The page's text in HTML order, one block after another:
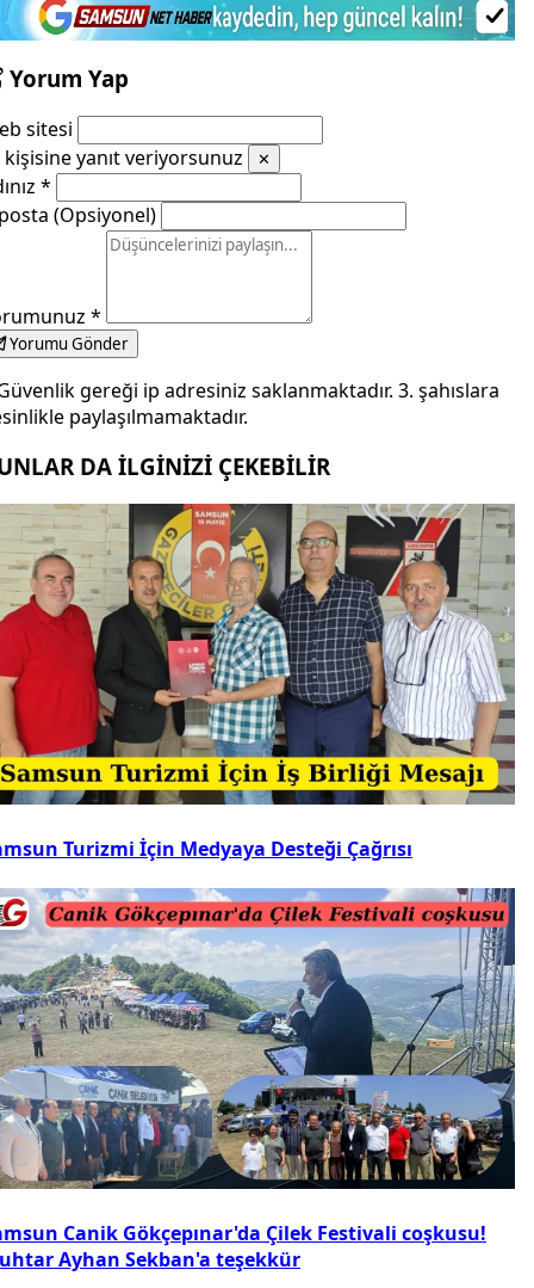
Yorum Yap
sitesi
kişisine yanıt veriyorsunuz
✕
*
(Opsiyonel)
*
Yorumu Gönder
gereği ip adresiniz saklanmaktadır. 3. şahıslara
paylaşılmamaktadır.
DA İLGİNİZİ ÇEKEBİLİR
Turizmi İçin Medyaya Desteği Çağrısı
Canik Gökçepınar'da Çilek Festivali coşkusu!
Ayhan Sekban'a teşekkür